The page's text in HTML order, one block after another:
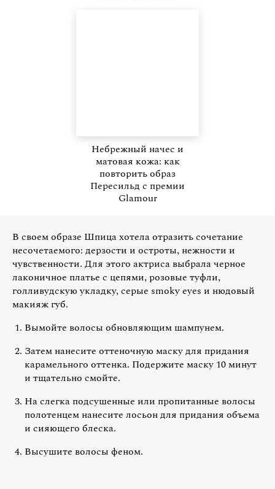
Небрежный начес и
матовая кожа: как
повторить образ
Пересильд с премии
Glamour
В своем образе Шпица хотела отразить сочетание
несочетаемого: дерзости и остроты, нежности и
чувственности. Для этого актриса выбрала черное
лаконичное платье с цепями, розовые туфли,
голливудскую укладку, серые smoky eyes и нюдовый
макияж губ.
Вымойте волосы обновляющим шампунем.
Затем нанесите оттеночную маску для придания
карамельного оттенка. Подержите маску 10 минут
и тщательно смойте.
На слегка подсушенные или пропитанные волосы
полотенцем нанесите лосьон для придания объема
и сияющего блеска.
Высушите волосы феном.